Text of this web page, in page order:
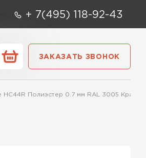
+ 7(495) 118-92-43
ЗАКАЗАТЬ ЗВОНОК
HC44R Полиэстер 0.7 мм RAL 3005
Контакты